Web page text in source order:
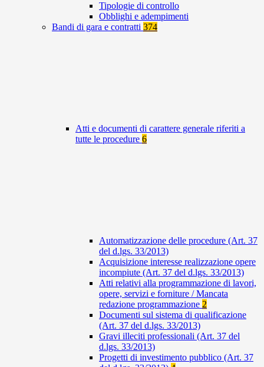
Tipologie di controllo
Obblighi e adempimenti
Bandi di gara e contratti 374
Atti e documenti di carattere generale riferiti a
tutte le procedure 6
Automatizzazione delle procedure (Art. 37
del d.lgs. 33/2013)
Acquisizione interesse realizzazione opere
incompiute (Art. 37 del d.lgs. 33/2013)
Atti relativi alla programmazione di lavori,
opere, servizi e forniture / Mancata
redazione programmazione 2
Documenti sul sistema di qualificazione
(Art. 37 del d.lgs. 33/2013)
Gravi illeciti professionali (Art. 37 del
d.lgs. 33/2013)
Progetti di investimento pubblico (Art. 37